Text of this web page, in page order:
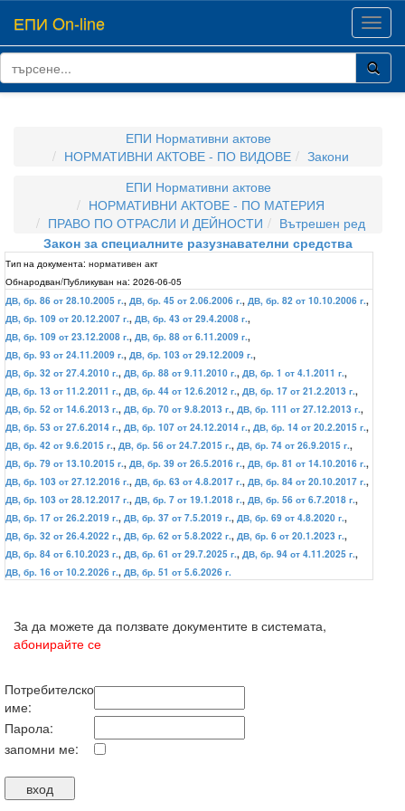
ЕПИ On-line
ЕПИ Нормативни актове
НОРМАТИВНИ АКТОВЕ - ПО ВИДОВЕ
Закони
ЕПИ Нормативни актове
НОРМАТИВНИ АКТОВЕ - ПО МАТЕРИЯ
ПРАВО ПО ОТРАСЛИ И ДЕЙНОСТИ
Вътрешен ред
Закон за специалните разузнавателни средства
Тип на документа: нормативен акт
Обнародван/Публикуван на: 2026-06-05
ДВ, бр. 86 от 28.10.2005 г., ДВ, бр. 45 от 2.06.2006 г., ДВ, бр. 82 от 10.10.2006 г.,
ДВ, бр. 109 от 20.12.2007 г., ДВ, бр. 43 от 29.4.2008 г.,
ДВ, бр. 109 от 23.12.2008 г., ДВ, бр. 88 от 6.11.2009 г.,
ДВ, бр. 93 от 24.11.2009 г., ДВ, бр. 103 от 29.12.2009 г.,
ДВ, бр. 32 от 27.4.2010 г., ДВ, бр. 88 от 9.11.2010 г., ДВ, бр. 1 от 4.1.2011 г.,
ДВ, бр. 13 от 11.2.2011 г., ДВ, бр. 44 от 12.6.2012 г., ДВ, бр. 17 от 21.2.2013 г.,
ДВ, бр. 52 от 14.6.2013 г., ДВ, бр. 70 от 9.8.2013 г., ДВ, бр. 111 от 27.12.2013 г.,
ДВ, бр. 53 от 27.6.2014 г., ДВ, бр. 107 от 24.12.2014 г., ДВ, бр. 14 от 20.2.2015 г.,
ДВ, бр. 42 от 9.6.2015 г., ДВ, бр. 56 от 24.7.2015 г., ДВ, бр. 74 от 26.9.2015 г.,
ДВ, бр. 79 от 13.10.2015 г., ДВ, бр. 39 от 26.5.2016 г., ДВ, бр. 81 от 14.10.2016 г.,
ДВ, бр. 103 от 27.12.2016 г., ДВ, бр. 63 от 4.8.2017 г., ДВ, бр. 84 от 20.10.2017 г.,
ДВ, бр. 103 от 28.12.2017 г., ДВ, бр. 7 от 19.1.2018 г., ДВ, бр. 56 от 6.7.2018 г.,
ДВ, бр. 17 от 26.2.2019 г., ДВ, бр. 37 от 7.5.2019 г., ДВ, бр. 69 от 4.8.2020 г.,
ДВ, бр. 32 от 26.4.2022 г., ДВ, бр. 62 от 5.8.2022 г., ДВ, бр. 6 от 20.1.2023 г.,
ДВ, бр. 84 от 6.10.2023 г., ДВ, бр. 61 от 29.7.2025 г., ДВ, бр. 94 от 4.11.2025 г.,
ДВ, бр. 16 от 10.2.2026 г., ДВ, бр. 51 от 5.6.2026 г.
За да можете да ползвате документите в системата,
абонирайте се
Потребителско
име:
Парола:
запомни ме: